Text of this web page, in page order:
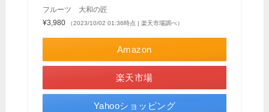
フルーツ 大和の匠
¥3,980
（2023/10/02 01:36時点 | 楽天市場調べ）
Amazon
楽天市場
Yahooショッピング